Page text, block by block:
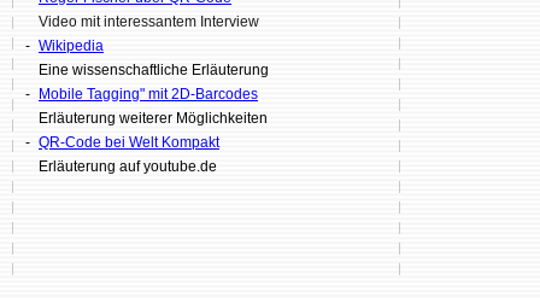
Video mit interessantem Interview
- Wikipedia
Eine wissenschaftliche Erläuterung
-
Mobile Tagging" mit 2D-Barcodes
Erläuterung weiterer Möglichkeiten
- QR-Code bei Welt Kompakt
Erläuterung auf youtube.de